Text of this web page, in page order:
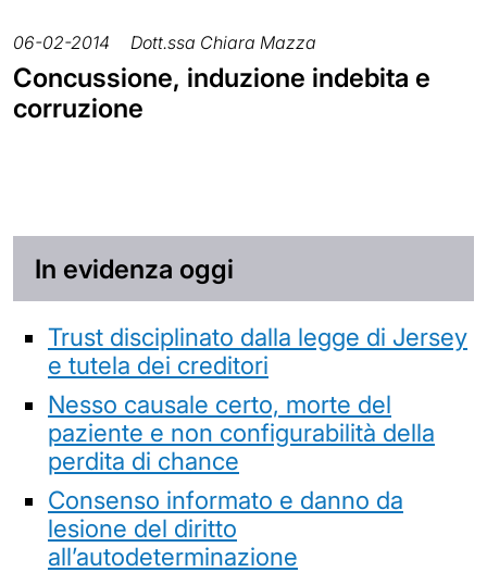
06-02-2014 Dott.ssa Chiara Mazza
Concussione, induzione indebita e
corruzione
In evidenza oggi
Trust disciplinato dalla legge di Jersey
e tutela dei creditori
Nesso causale certo, morte del
paziente e non configurabilità della
perdita di chance
Consenso informato e danno da
lesione del diritto
all’autodeterminazione